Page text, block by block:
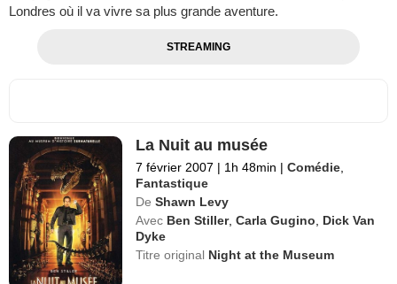
Londres où il va vivre sa plus grande aventure.
STREAMING
La Nuit au musée
7 février 2007 | 1h 48min | Comédie
Fantastique
De Shawn Levy
Avec Ben Stiller,Carla Gugino
Dick Van
Dyke
Titre original Night at the Museum